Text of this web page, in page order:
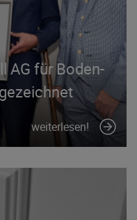
AG für Boden-
weiterlesen!